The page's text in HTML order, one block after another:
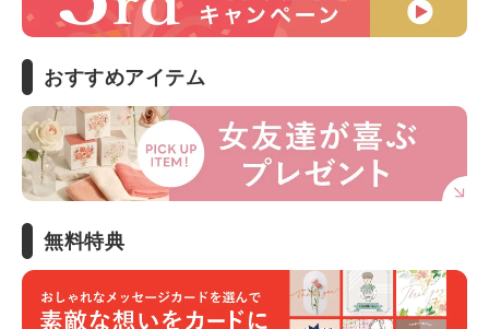
おすすめアイテム
無料特典